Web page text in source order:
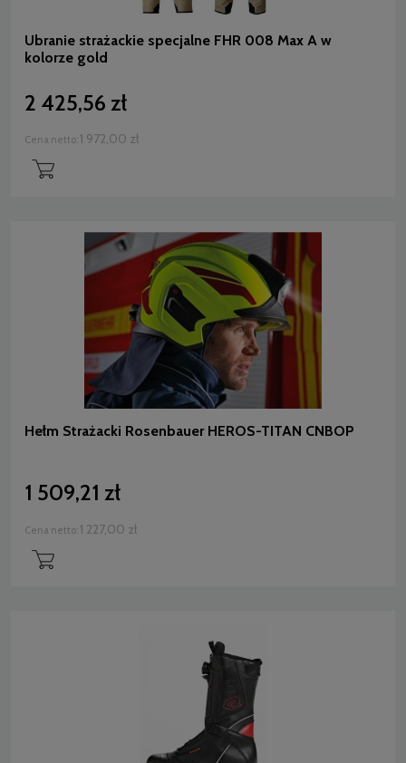
Ubranie strażackie specjalne FHR 008 Max A w
kolorze gold
2 425,56 zł
Cena netto: 1 972,00 zł
Hełm Strażacki Rosenbauer HEROS-TITAN CNBOP
1 509,21 zł
Cena netto: 1 227,00 zł